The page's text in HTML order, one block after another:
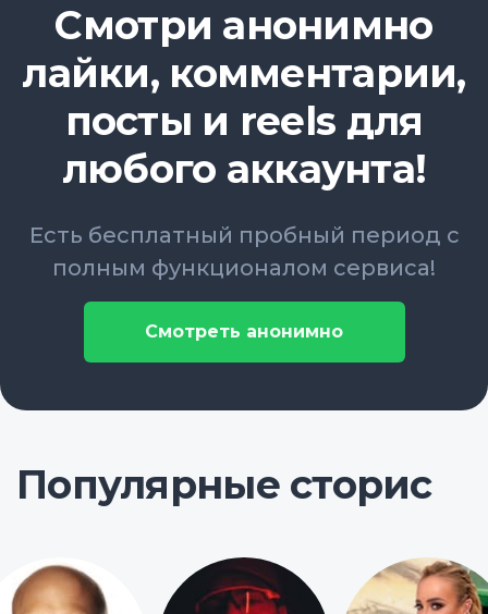
Смотри анонимно
лайки, комментарии,
посты и reels для
любого аккаунта!
Есть бесплатный пробный период с
полным функционалом сервиса!
Смотреть анонимно
Популярные сторис